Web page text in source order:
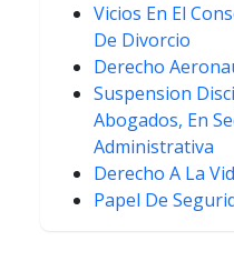
Vicios En El
De Divorcio
Derecho
Suspension
Abogados, En
Administrativa
Derecho A La
Papel De